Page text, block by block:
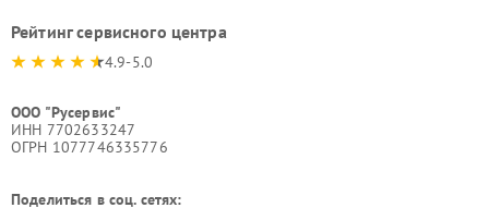
Рейтинг сервисного центра
4.9-5.0
ООО "Русервис"
ИНН 7702633247
ОГРН 1077746335776
Поделиться в соц. сетях: